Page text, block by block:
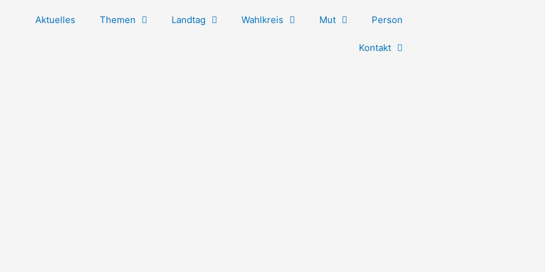
Aktuelles Themen Landtag Wahlkreis Mut Person
Kontakt